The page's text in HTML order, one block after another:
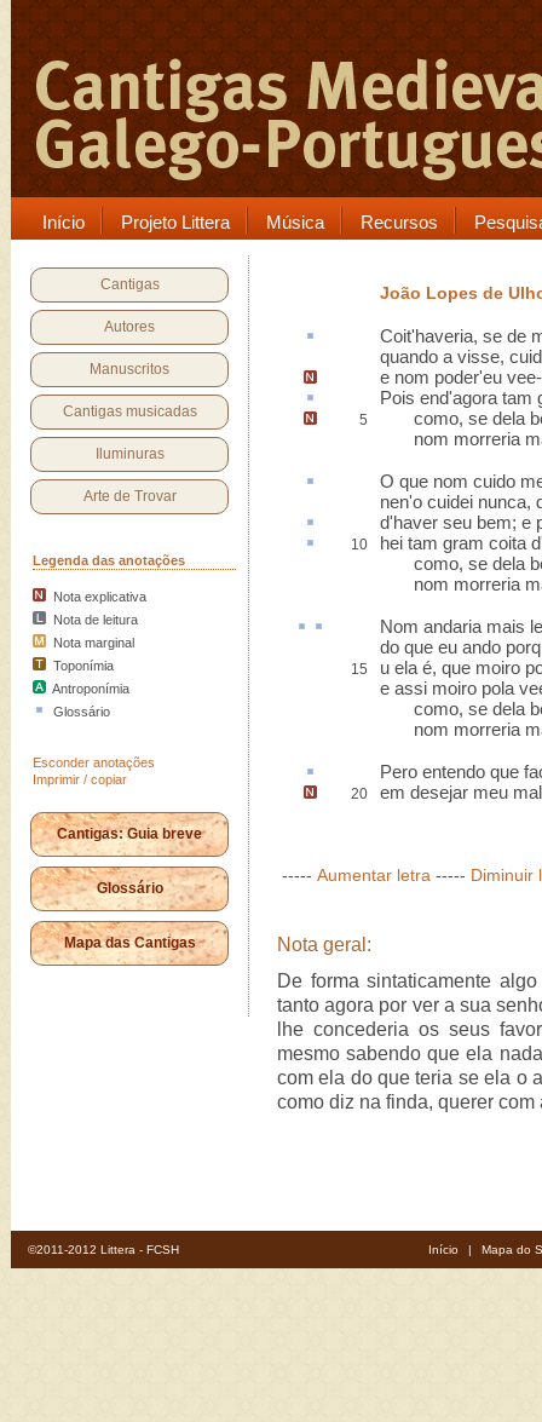
Início Projeto Littera Música Recursos
Cantigas
Autores
Manuscritos
Cantigas musicadas
Iluminuras
Arte de Trovar
Legenda das anotações
Nota explicativa
Nota de leitura
Nota marginal
Toponímia
Antroponímia
Glossário
Esconder anotações
Imprimir / copiar
Cantigas: Guia breve
Glossário
Mapa das Cantigas
João Lopes de
Coit'haveria, se de
quando a visse,
e nom poder'eu
Pois end'agora tam
5
como, se dela
nom morreria
O que nom cuido
nen'o cuidei nunca,
d'haver seu bem; e
10
hei tam gram coita
como, se dela
nom morreria
Nom andaria mais
do que eu ando
15
u ela é, que moiro
e assi moiro pola
como, se dela
nom morreria
Pero entendo que
20 em desejar meu
----- Aumentar letra ----- Diminuir
Nota geral:
De forma sintaticamente
tanto agora por ver a sua
lhe concederia os seus
mesmo sabendo que ela
com ela do que teria se ela o
como diz na finda, querer
©2011-2012 Littera - FCSH Início | Mapa do